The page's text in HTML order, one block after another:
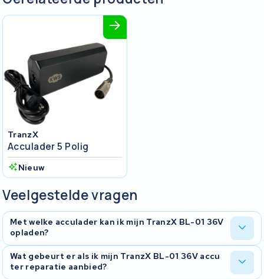
TranzX
Acculader 5 Polig
Nieuw
Veelgestelde vragen
Met welke acculader kan ik mijn TranzX BL-01 36V
opladen?
De TranzX BL-01 36V is op te laden met de volgende laders:
Acculader 5 polig
Wat gebeurt er als ik mijn TranzX BL-01 36V accu
ter reparatie aanbied?